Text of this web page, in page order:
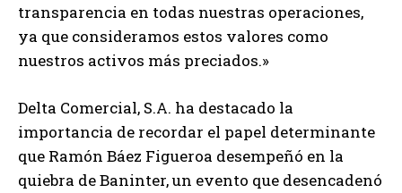
transparencia en todas nuestras operaciones,
ya que consideramos estos valores como
nuestros activos más preciados.»
Delta Comercial, S.A. ha destacado la
importancia de recordar el papel determinante
que Ramón Báez Figueroa desempeñó en la
quiebra de Baninter, un evento que desencadenó